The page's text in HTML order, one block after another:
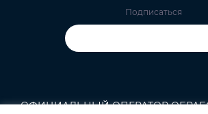
Подписаться
ОФИЦИАЛЬНЫЙ ОПЕРАТОР